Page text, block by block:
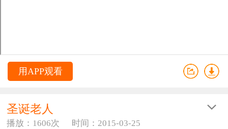
用APP观看
圣诞老人
播放：1606次
时间：2015-03-25